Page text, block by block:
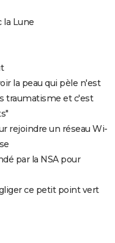
la Lune
la peau qui pèle n'est
traumatisme et c'est
rejoindre un réseau Wi-
par la NSA pour
ce petit point vert